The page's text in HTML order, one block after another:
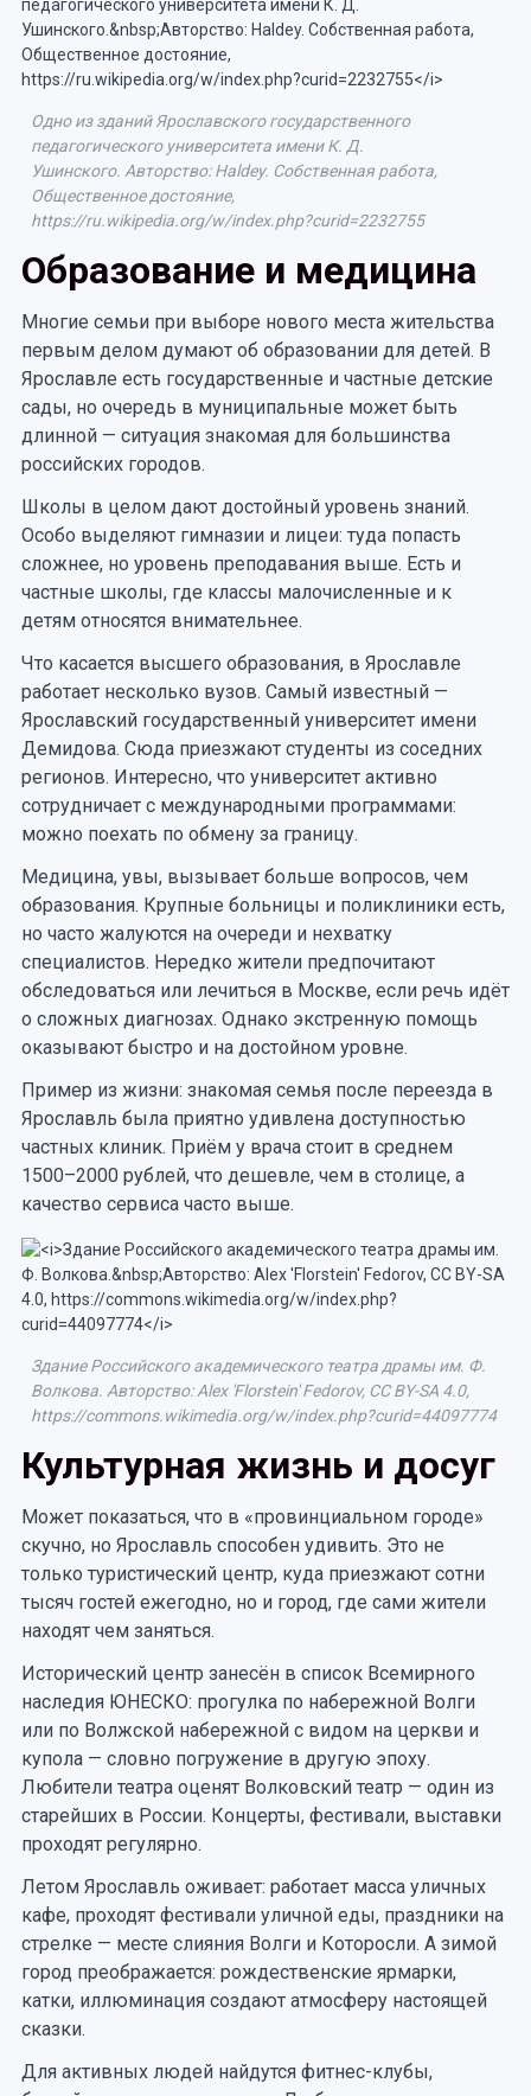
Одно из зданий Ярославского государственного
педагогического университета имени К. Д.
Ушинского. Авторство: Haldey. Собственная работа,
Общественное достояние,
https://ru.wikipedia.org/w/index.php?curid=2232755
Образование и медицина
Многие семьи при выборе нового места жительства
первым делом думают об образовании для детей. В
Ярославле есть государственные и частные детские
сады, но очередь в муниципальные может быть
длинной — ситуация знакомая для большинства
российских городов.
Школы в целом дают достойный уровень знаний.
Особо выделяют гимназии и лицеи: туда попасть
сложнее, но уровень преподавания выше. Есть и
частные школы, где классы малочисленные и к
детям относятся внимательнее.
Что касается высшего образования, в Ярославле
работает несколько вузов. Самый известный —
Ярославский государственный университет имени
Демидова. Сюда приезжают студенты из соседних
регионов. Интересно, что университет активно
сотрудничает с международными программами:
можно поехать по обмену за границу.
Медицина, увы, вызывает больше вопросов, чем
образования. Крупные больницы и поликлиники есть,
но часто жалуются на очереди и нехватку
специалистов. Нередко жители предпочитают
обследоваться или лечиться в Москве, если речь идёт
о сложных диагнозах. Однако экстренную помощь
оказывают быстро и на достойном уровне.
Пример из жизни: знакомая семья после переезда в
Ярославль была приятно удивлена доступностью
частных клиник. Приём у врача стоит в среднем
1500–2000 рублей, что дешевле, чем в столице, а
качество сервиса часто выше.
Здание Российского академического театра драмы им. Ф.
Волкова. Авторство: Alex 'Florstein' Fedorov, CC BY-SA 4.0,
https://commons.wikimedia.org/w/index.php?curid=44097774
Культурная жизнь и досуг
Может показаться, что в «провинциальном городе»
скучно, но Ярославль способен удивить. Это не
только туристический центр, куда приезжают сотни
тысяч гостей ежегодно, но и город, где сами жители
находят чем заняться.
Исторический центр занесён в список Всемирного
наследия ЮНЕСКО: прогулка по набережной Волги
или по Волжской набережной с видом на церкви и
купола — словно погружение в другую эпоху.
Любители театра оценят Волковский театр — один из
старейших в России. Концерты, фестивали, выставки
проходят регулярно.
Летом Ярославль оживает: работает масса уличных
кафе, проходят фестивали уличной еды, праздники на
стрелке — месте слияния Волги и Которосли. А зимой
город преображается: рождественские ярмарки,
катки, иллюминация создают атмосферу настоящей
сказки.
Для активных людей найдутся фитнес-клубы,